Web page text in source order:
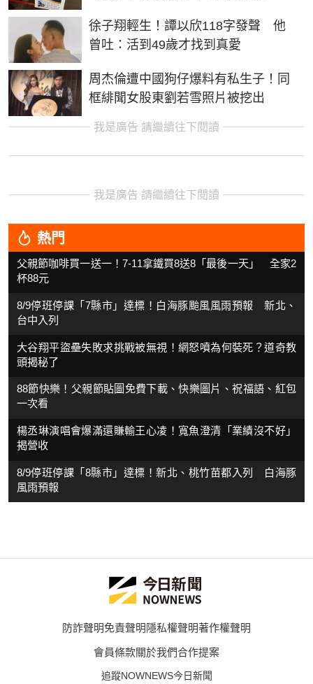
徐子翔輕生！譚以欣118字發聲 他
曾吐：活到49歲才找到真愛
周杰倫遭中國狗仔爆料有私生子！同
框緋聞女股東劉若雪照片被挖出
我是廣告 請繼續往下閱讀
我是廣告 請繼續往下閱讀
熱門
父親節咖啡買一送一！7-11拿鐵買8送8「最後一天」 全家2
杯88元
8/9停班停課「7縣市」達標！白海豚颱風風雨預報 新北、
台中入列
大谷翔平盜壘失敗求挑戰被無視！網怒噴為何裝死？道奇教
頭揭秘了
88節快樂！父親節貼圖免費下載、快樂圖片、祝福語、紅包
一次看
楊丞琳演唱會爆滿還賺輸王心凌！寬魚澄清「業績沒不好」
揭營收
8/9停班停課「8縣市」達標！新北、桃竹苗都入列 白海豚
風雨預報
防詐聲明免責聲明隱私權聲明著作權聲明
會員條款關於我們合作提案
追蹤NOWNEWS今日新聞